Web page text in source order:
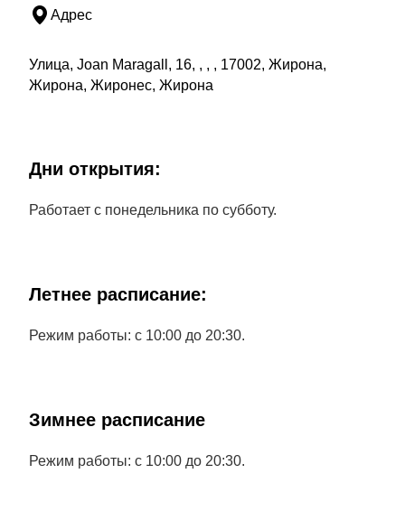
Адрес
Улица, Joan Maragall, 16, , , , 17002, Жирона,
Жирона, Жиронес, Жирона
Дни открытия:
Работает с понедельника по субботу.
Летнее расписание:
Режим работы: с 10:00 до 20:30.
Зимнее расписание
Режим работы: с 10:00 до 20:30.